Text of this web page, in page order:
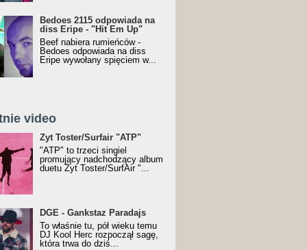
Bedoes 2115 odpowiada na
diss Eripe - "Hit Em Up"
Beef nabiera rumieńców -
Bedoes odpowiada na diss
Eripe wywołany spięciem w...
video
SurfAir - ATP VIDEO
Żyt Toster/Surfair "ATP"
"ATP" to trzeci singiel
promujący nadchodzący album
duetu Żyt Toster/SurfAir "...
z nagrodą za
Trueschoolowy
Roku (Popkillery 2023)
DGE - Gankstaz Paradajs
To właśnie tu, pół wieku temu
DJ Kool Herc rozpoczął sagę,
która trwa do dziś...